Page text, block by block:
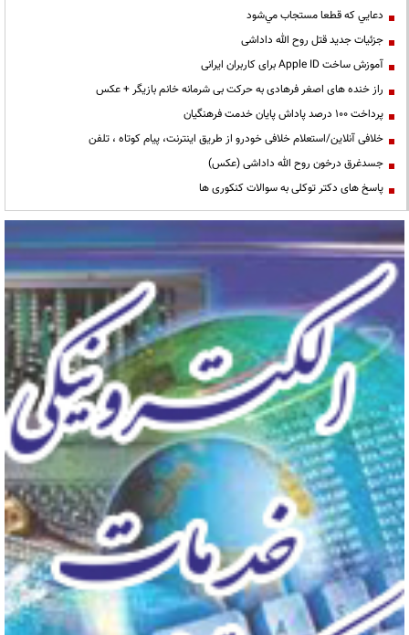
دعايي كه قطعا مستجاب مي‌شود
جزئیات جدید قتل روح الله داداشی
آموزش ساخت Apple ID برای کاربران ایرانی
راز خنده های اصغر فرهادی به حرکت بی شرمانه خانم بازیگر + عکس
پرداخت ۱۰۰ درصد پاداش پایان خدمت فرهنگیان
خلافی آنلاین/استعلام خلافی خودرو از طریق اینترنت، پیام کوتاه ، تلفن
جسدغرق درخون روح الله داداشی (عکس)
پاسخ های دکتر توکلی به سوالات کنکوری ها